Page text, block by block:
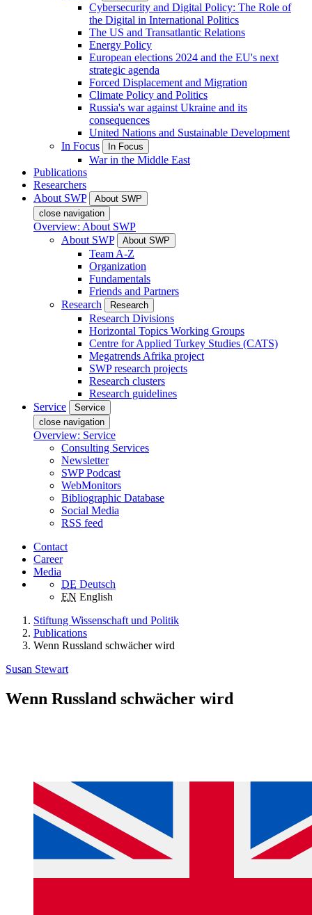
Cybersecurity and Digital Policy: The Role of
the Digital in International Politics
The US and Transatlantic Relations
Energy Policy
European elections 2024 and the EU's next
strategic agenda
Forced Displacement and Migration
Climate Policy and Politics
Russia's war against Ukraine and its
consequences
United Nations and Sustainable Development
In Focus
In Focus
War in the Middle East
Publications
Researchers
About SWP
About SWP
close navigation
Overview: About SWP
About SWP
About SWP
Team A-Z
Organization
Fundamentals
Friends and Partners
Research
Research
Research Divisions
Horizontal Topics Working Groups
Centre for Applied Turkey Studies (CATS)
Megatrends Afrika project
SWP research projects
Research clusters
Research guidelines
Service
Service
close navigation
Overview: Service
Consulting Services
Newsletter
SWP Podcast
WebMonitors
Bibliographic Database
Social Media
RSS feed
Contact
Career
Media
DE Deutsch
EN English
Stiftung Wissenschaft und Politik
Publications
Wenn Russland schwächer wird
Susan Stewart
Wenn Russland schwächer wird